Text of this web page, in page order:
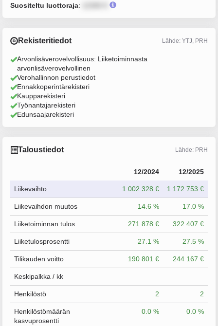
Suositeltu luottoraja:
Rekisteritiedot Lähde: YTJ, PRH
Arvonlisäverovelvollisuus: Liiketoiminnasta
arvonlisäverovelvollinen
Verohallinnon perustiedot
Ennakkoperintärekisteri
Kaupparekisteri
Työnantajarekisteri
Edunsaajarekisteri
Taloustiedot Lähde: PRH
12/2024 12/2025
Liikevaihto 1 002 328 € 1 172 753 €
Liikevaihdon muutos 14.6 % 17.0 %
Liiketoiminnan tulos 271 878 € 322 407 €
Liiketulosprosentti 27.1 % 27.5 %
Tilikauden voitto 190 801 € 244 167 €
Keskipalkka / kk
Henkilöstö 2 2
Henkilöstömäärän
kasvuprosentti
0.0 % 0.0 %